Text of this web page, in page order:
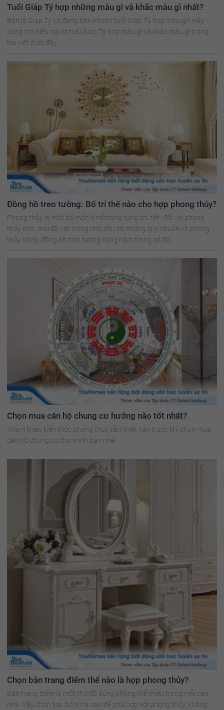
Tuổi Giáp Tý hợp những màu gì và khắc màu gì nhất?
Bạn là Giáp Tý và đang băn khoăn tuổi Giáp Tý hợp màu gì? Hãy
cùng tìm hiểu người tuổi Giáp Tý hợp màu gì và khắc màu gì trong
bài viết dưới đây.
Đồng hồ treo tường: Bố trí thế nào cho hợp phong thủy?
Phong thủy là một bộ môn tỉ mỉ trong từng chi tiết, đối với phong
thủy nhà, mọi đồ vật trong nhà đều có những quy chuẩn về phong
thủy riêng, đồng hồ treo tường cũng nằm trong số đó.
Chọn mua căn hộ chung cư hướng nào tốt nhất?
Tham khảo kiến thức phong thuỷ cần thiết này trước khi chọn mua
căn hộ chung cư cho mình bạn nhé!
Chọn bàn trang điểm thế nào là hợp phong thủy?
Bàn trang điểm là một thứ đồ dùng không thể thiếu trong mỗi căn
nhà. Vậy chọn lựa, bố trí ra sao để phù hợp với phong thủy, không